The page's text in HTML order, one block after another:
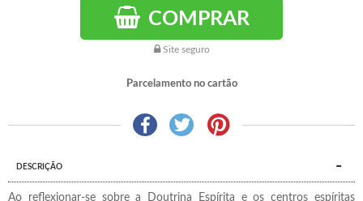
COMPRAR
Site seguro
Parcelamento no cartão
DESCRIÇÃO
Ao reflexionar-se sobre a Doutrina Espírita e os centros espíritas